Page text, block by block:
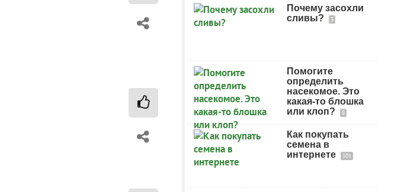
Почему засохли
сливы?
3
Помогите
определить
насекомое. Это
какая-то блошка
или клоп?
8
Как покупать
семена в
интернете
101